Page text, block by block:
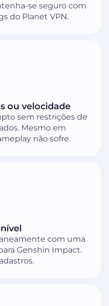
se seguro com
do Planet VPN.
ou velocidade
sem restrições de
Mesmo em
não sofre.
com uma
Genshin Impact.